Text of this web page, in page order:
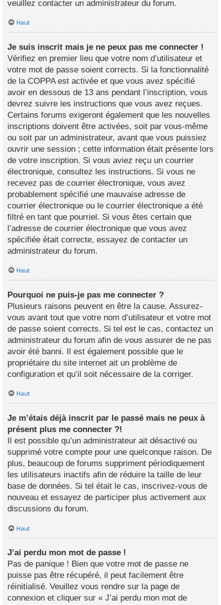
veuillez contacter un administrateur du forum.
Haut
Je suis inscrit mais je ne peux pas me connecter !
Vérifiez en premier lieu que votre nom d’utilisateur et
votre mot de passe soient corrects. Si la fonctionnalité
de la COPPA est activée et que vous avez spécifié
avoir en dessous de 13 ans pendant l’inscription, vous
devrez suivre les instructions que vous avez reçues.
Certains forums exigeront également que les nouvelles
inscriptions doivent être activées, soit par vous-même
ou soit par un administrateur, avant que vous puissiez
ouvrir une session ; cette information était présente lors
de votre inscription. Si vous aviez reçu un courrier
électronique, consultez les instructions. Si vous ne
recevez pas de courrier électronique, vous avez
probablement spécifié une mauvaise adresse de
courrier électronique ou le courrier électronique a été
filtré en tant que pourriel. Si vous êtes certain que
l’adresse de courrier électronique que vous avez
spécifiée était correcte, essayez de contacter un
administrateur du forum.
Haut
Pourquoi ne puis-je pas me connecter ?
Plusieurs raisons peuvent en être la cause. Assurez-
vous avant tout que votre nom d’utilisateur et votre mot
de passe soient corrects. Si tel est le cas, contactez un
administrateur du forum afin de vous assurer de ne pas
avoir été banni. Il est également possible que le
propriétaire du site internet ait un problème de
configuration et qu’il soit nécessaire de la corriger.
Haut
Je m’étais déjà inscrit par le passé mais ne peux à
présent plus me connecter ?!
Il est possible qu’un administrateur ait désactivé ou
supprimé votre compte pour une quelconque raison. De
plus, beaucoup de forums suppriment périodiquement
les utilisateurs inactifs afin de réduire la taille de leur
base de données. Si tel était le cas, inscrivez-vous de
nouveau et essayez de participer plus activement aux
discussions du forum.
Haut
J’ai perdu mon mot de passe !
Pas de panique ! Bien que votre mot de passe ne
puisse pas être récupéré, il peut facilement être
réinitialisé. Veuillez vous rendre sur la page de
connexion et cliquer sur « J’ai perdu mon mot de